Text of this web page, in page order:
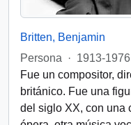
Britten, Benjamin
Persona
· 1913-1976
Fue un compositor,
británico. Fue una
del siglo XX, con una